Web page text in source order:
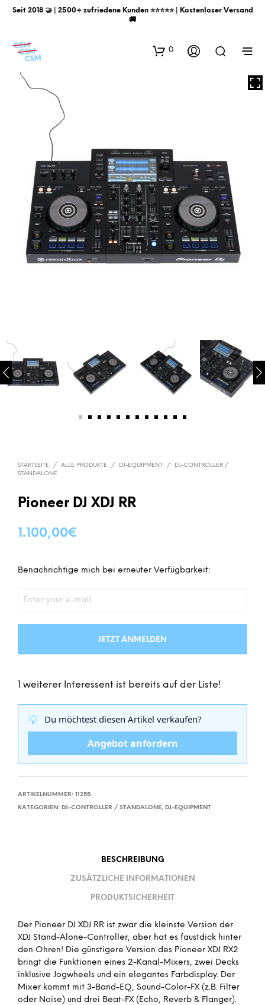
Seit 2018 🤝 | 2500+ zufriedene Kunden ⭐️⭐️⭐️⭐️⭐️ | Kostenloser Versand
🚚
0
STARTSEITE / ALLE PRODUKTE / DJ-EQUIPMENT /
DJ-CONTROLLER /
STANDALONE
Pioneer DJ XDJ RR
1.100,00€
Benachrichtige mich bei erneuter Verfügbarkeit:
JETZT ANMELDEN
1 weiterer Interessent ist bereits auf der Liste!
💡 Du möchtest diesen Artikel verkaufen?
Angebot anfordern
ARTIKELNUMMER: 11255
KATEGORIEN: DJ-CONTROLLER / STANDALONE, DJ-EQUIPMENT
BESCHREIBUNG
ZUSÄTZLICHE INFORMATIONEN
PRODUKTSICHERHEIT
Der Pioneer DJ XDJ RR ist zwar die kleinste Version der
XDJ Stand-Alone-Controller, aber hat es faustdick hinter
den Ohren! Die günstigere Version des Pioneer XDJ RX2
bringt die Funktionen eines 2-Kanal-Mixers, zwei Decks
inklusive Jogwheels und ein elegantes Farbdisplay. Der
Mixer kommt mit 3-Band-EQ, Sound-Color-FX (z.B. Filter
oder Noise) und drei Beat-FX (Echo, Reverb & Flanger).